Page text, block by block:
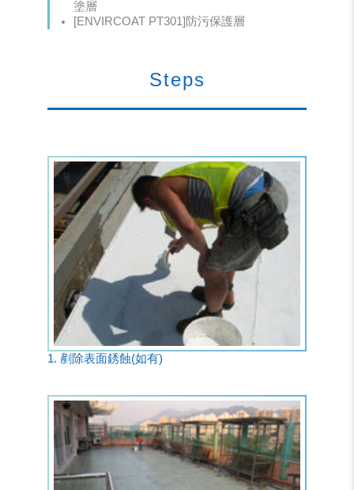
塗層
[ENVIRCOAT PT301]防污保護層
Steps
1. 剷除表面銹蝕(如有)